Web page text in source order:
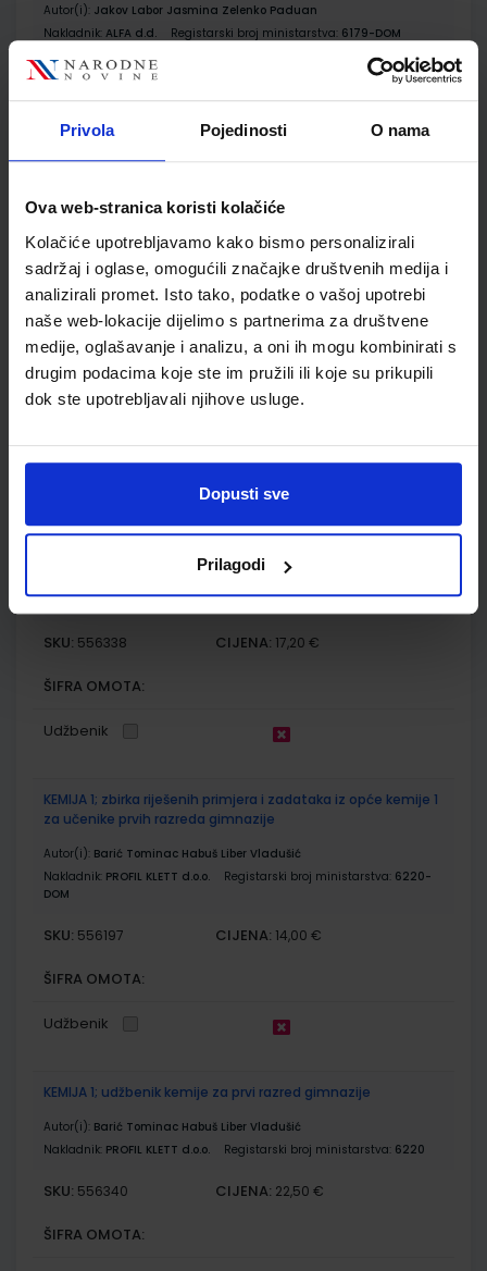
Privola Pojedinosti O nama
Ova web-stranica koristi kolačiće
Kolačiće upotrebljavamo kako bismo personalizirali
sadržaj i oglase, omogućili značajke društvenih medija i
analizirali promet. Isto tako, podatke o vašoj upotrebi
naše web-lokacije dijelimo s partnerima za društvene
medije, oglašavanje i analizu, a oni ih mogu kombinirati s
drugim podacima koje ste im pružili ili koje su prikupili
dok ste upotrebljavali njihove usluge.
Dopusti sve
Prilagodi
Autor(i): Jakov Labor Jasmina Zelenko Paduan
Nakladnik: ALFA d.d. Registarski broj ministarstva: 6179-DOM
SKU: 556335
Udžbenik
sadržajima u prvom razredu gimnazija
Autor(i):Paar Hrlec Sambolek Vadlja Rešetar
Nakladnik:
Registarski broj ministarstva:
SKU:556337 CIJENA:23,60 €
ŠIFRA OMOTA:
FIZIKA OKO NAS 1; zbirka zadataka za fiziku u prvom razredu
gimnazije
Paar Hrlec Vadlja Rešetar Sambolek
DOM
SKU: 556338 CIJENA: 17,20 €
ŠIFRA OMOTA:
Udžbenik
KEMIJA 1; zbirka riješenih primjera i zadataka iz opće kemije 1
za učenike prvih razreda gimnazije
Autor(i): Barić Tominac Habuš Liber Vladušić
Nakladnik: PROFIL KLETT d.o.o. Registarski broj ministarstva: 6220-
DOM
SKU: 556197 CIJENA: 14,00 €
ŠIFRA OMOTA:
Udžbenik
KEMIJA 1; udžbenik kemije za prvi razred gimnazije
Autor(i): Barić Tominac Habuš Liber Vladušić
Nakladnik: PROFIL KLETT d.o.o. Registarski broj ministarstva: 6220
SKU: 556340 CIJENA: 22,50 €
ŠIFRA OMOTA: